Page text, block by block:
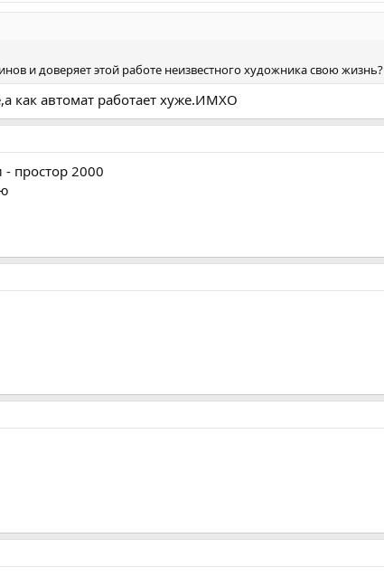
и доверяет этой работе неизвестного художника свою жизнь?
как автомат работает хуже.ИМХО
простор 2000